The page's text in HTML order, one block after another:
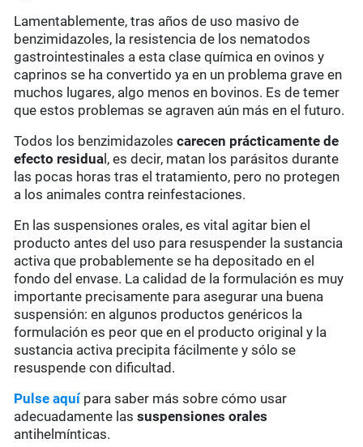
Lamentablemente, tras años de uso masivo de
benzimidazoles, la resistencia de los nematodos
gastrointestinales a esta clase química en ovinos y
caprinos se ha convertido ya en un problema grave en
muchos lugares, algo menos en bovinos. Es de temer
que estos problemas se agraven aún más en el futuro.
Todos los benzimidazolescarecen prácticamente de
efecto residua l, es decir, matan los parásitos durante
las pocas horas tras el tratamiento, pero no protegen
a los animales contra reinfestaciones.
En las suspensiones orales, es vital agitar bien el
producto antes del uso para resuspender la sustancia
activa que probablemente se ha depositado en el
fondo del envase. La calidad de la formulación es muy
importante precisamente para asegurar una buena
suspensión: en algunos productos genéricos la
formulación es peor que en el producto original y la
sustancia activa precipita fácilmente y sólo se
resuspende con dificultad.
Pulse aquí para saber más sobre cómo usar
adecuadamente lassuspensiones orales
antihelmínticas.